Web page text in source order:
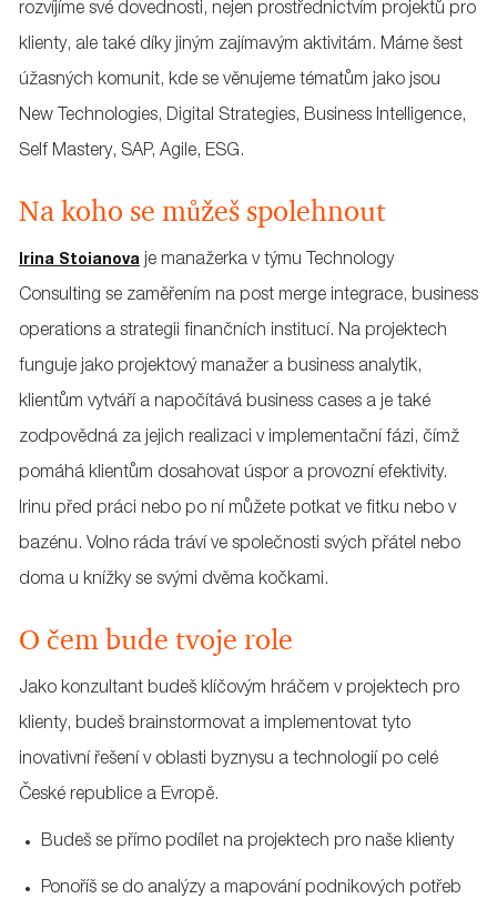
rozvíjíme své dovednosti, nejen prostřednictvím projektů pro
klienty, ale také díky jiným zajímavým aktivitám. Máme šest
úžasných komunit, kde se věnujeme tématům jako jsou
New Technologies, Digital Strategies, Business Intelligence,
Self Mastery, SAP, Agile, ESG.
Na koho se můžeš spolehnout
Irina Stoianovaje manažerka v týmu Technology
Consulting se zaměřením na post merge integrace, business
operations a strategii finančních institucí. Na projektech
funguje jako projektový manažer a business analytik,
klientům vytváří a napočítává business cases a je také
zodpovědná za jejich realizaci v implementační fázi, čímž
pomáhá klientům dosahovat úspor a provozní efektivity.
Irinu před práci nebo po ní můžete potkat ve fitku nebo v
bazénu. Volno ráda tráví ve společnosti svých přátel nebo
doma u knížky se svými dvěma kočkami.
O čem bude tvoje role
Jako konzultant budeš klíčovým hráčem v projektech pro
klienty, budeš brainstormovat a implementovat tyto
inovativní řešení v oblasti byznysu a technologií po celé
České republice a Evropě.
Budeš se přímo podílet na projektech pro naše klienty
Ponoříš se do analýzy a mapování podnikových potřeb